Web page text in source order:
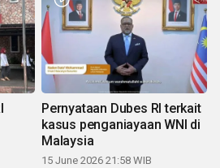
Pernyataan Dubes RI terkait
kasus penganiayaan WNI di
Malaysia
15 June 2026 21:58 WIB